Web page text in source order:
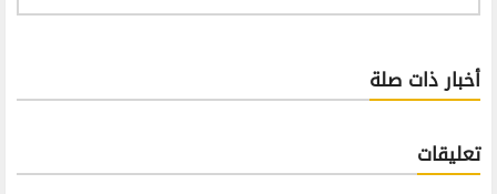
أخبار ذات صلة
تعليقات